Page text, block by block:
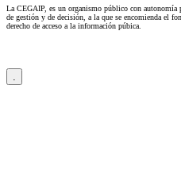
La CEGAIP, es un organismo público con autonomía
de gestión y de decisión, a la que se encomienda el
derecho de acceso a la información púbica.